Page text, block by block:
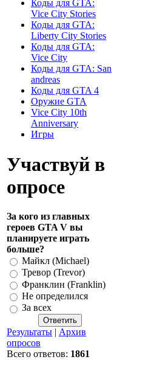
Коды для GTA:
Vice City Stories
Коды для GTA:
Liberty City Stories
Коды для GTA:
Vice City
Коды для GTA: San
andreas
Коды для GTA 4
Оружие GTA
Vice City 10th
Anniversary
Игры
Участвуй в
опросе
За кого из главных
героев GTA V вы
планируете играть
больше?
Майкл (Michael)
Тревор (Trevor)
Франклин (Franklin)
Не определился
За всех
Результаты | Архив
опросов
Всего ответов: 1861